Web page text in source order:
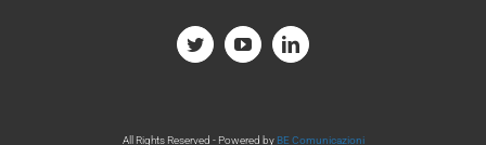
All Rights Reserved - Powered by BE Comunicazioni